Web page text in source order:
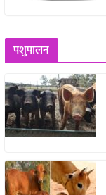
पशुपालन